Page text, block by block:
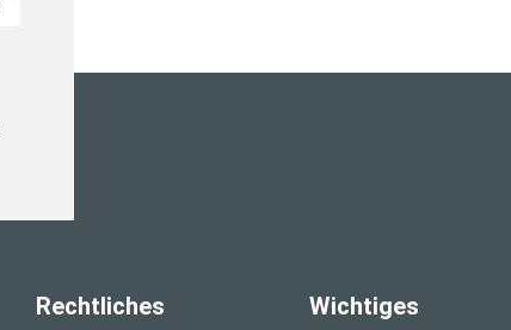
Rechtliches Wichtiges